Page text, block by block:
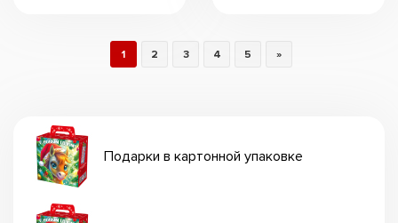
Подарки в картонной упаковке
1 2 3 4 5 »